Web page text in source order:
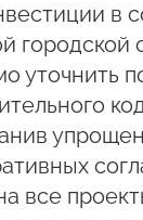
в
городской
уточнить
все